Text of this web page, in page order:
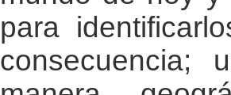
para
consecuencia;